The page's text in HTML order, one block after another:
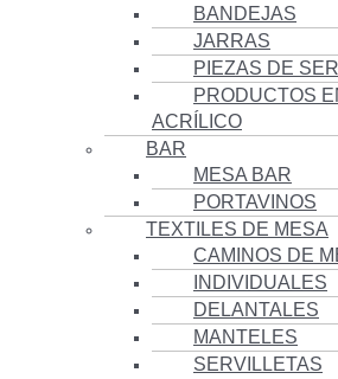
BANDEJAS
JARRAS
PIEZAS DE
PRODUCTOS
ACRÍLICO
BAR
MESA BAR
PORTAVINOS
TEXTILES DE MESA
CAMINOS DE
INDIVIDUALES
DELANTALES
MANTELES
SERVILLETAS